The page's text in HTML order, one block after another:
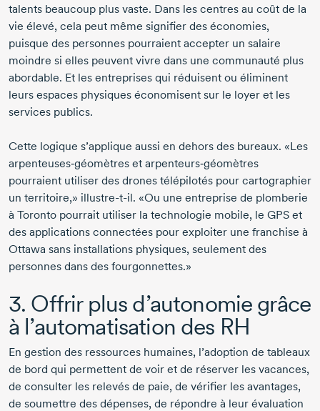
talents beaucoup plus vaste. Dans les centres au coût de la
vie élevé, cela peut même signifier des économies,
puisque des personnes pourraient accepter un salaire
moindre si elles peuvent vivre dans une communauté plus
abordable. Et les entreprises qui réduisent ou éliminent
leurs espaces physiques économisent sur le loyer et les
services publics.
Cette logique s’applique aussi en dehors des bureaux. «Les
arpenteuses‑géomètres et arpenteurs‑géomètres
pourraient utiliser des drones télépilotés pour cartographier
un territoire,» illustre-t-il. «Ou une entreprise de plomberie
à Toronto pourrait utiliser la technologie mobile, le GPS et
des applications connectées pour exploiter une franchise à
Ottawa sans installations physiques, seulement des
personnes dans des fourgonnettes.»
3. Offrir plus d’autonomie grâce
à l’automatisation des RH
En gestion des ressources humaines, l’adoption de tableaux
de bord qui permettent de voir et de réserver les vacances,
de consulter les relevés de paie, de vérifier les avantages,
de soumettre des dépenses, de répondre à leur évaluation